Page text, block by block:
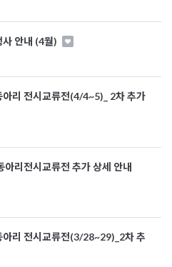
안내 (4월)
리 전시교류전(4/4~5)_ 2차 추가
아리전시교류전 추가 상세 안내
아리 전시교류전(3/28~29)_2차 추